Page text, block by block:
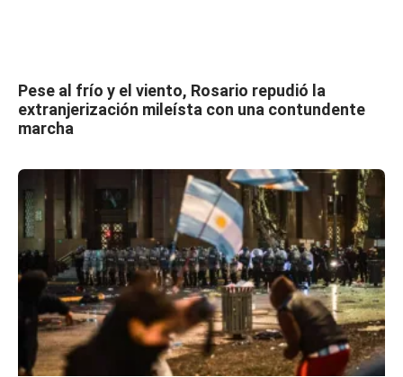
Pese al frío y el viento, Rosario repudió la
extranjerización mileísta con una contundente
marcha